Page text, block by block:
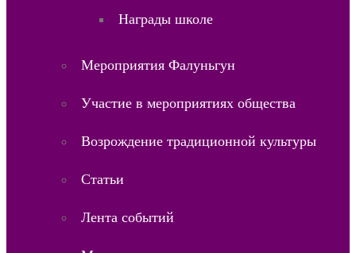
Награды школе
Мероприятия Фалуньгун
Участие в мероприятиях общества
Возрождение традиционной культуры
Статьи
Лента событий